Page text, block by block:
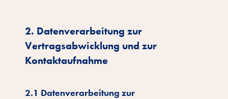
2. Datenverarbeitung zur
Vertragsabwicklung und zur
Kontaktaufnahme
2.1 Datenverarbeitung zur